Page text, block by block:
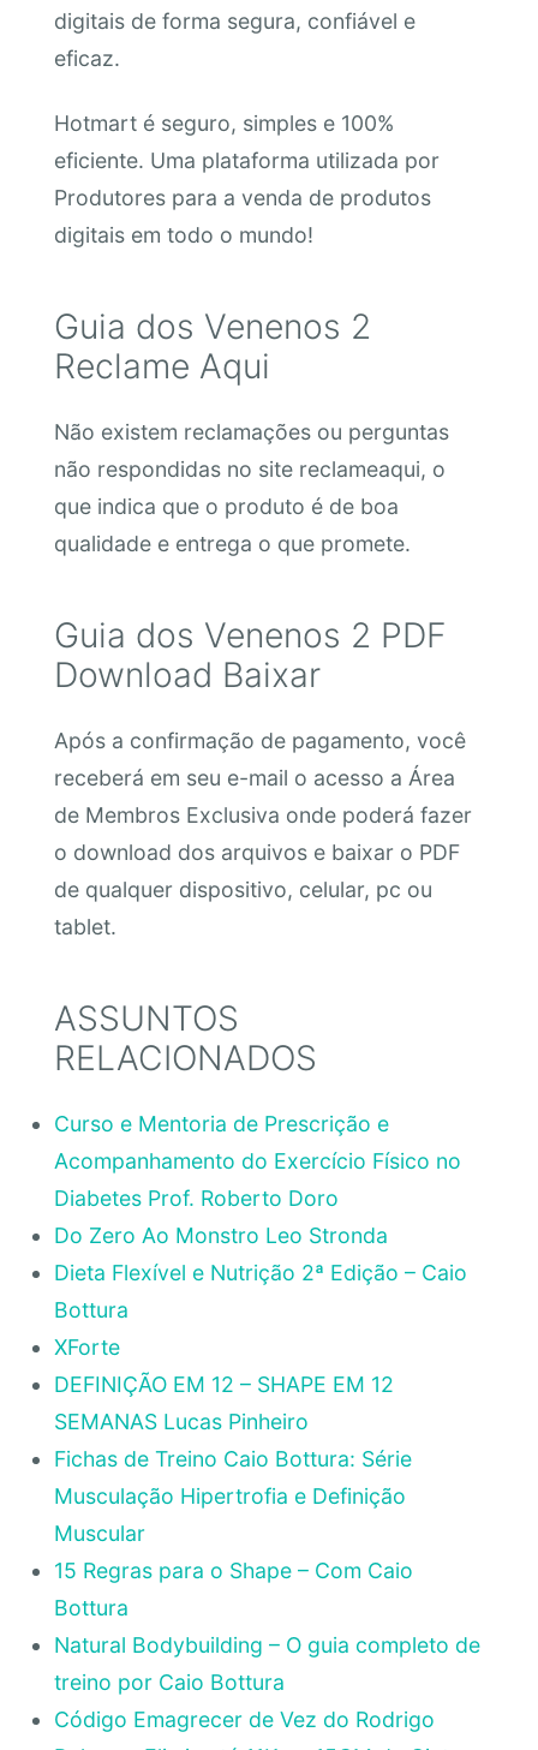
digitais de forma segura, confiável e
eficaz.
Hotmart é seguro, simples e 100%
eficiente. Uma plataforma utilizada por
Produtores para a venda de produtos
digitais em todo o mundo!
Guia dos Venenos 2
Reclame Aqui
Não existem reclamações ou perguntas
não respondidas no site reclameaqui, o
que indica que o produto é de boa
qualidade e entrega o que promete.
Guia dos Venenos 2 PDF
Download Baixar
Após a confirmação de pagamento, você
receberá em seu e-mail o acesso a Área
de Membros Exclusiva onde poderá fazer
o download dos arquivos e baixar o PDF
de qualquer dispositivo, celular, pc ou
tablet.
ASSUNTOS
RELACIONADOS
Curso e Mentoria de Prescrição e
Acompanhamento do Exercício Físico no
Diabetes Prof. Roberto Doro
Do Zero Ao Monstro Leo Stronda
Dieta Flexível e Nutrição 2ª Edição – Caio
Bottura
XForte
DEFINIÇÃO EM 12 – SHAPE EM 12
SEMANAS Lucas Pinheiro
Fichas de Treino Caio Bottura: Série
Musculação Hipertrofia e Definição
Muscular
15 Regras para o Shape – Com Caio
Bottura
Natural Bodybuilding – O guia completo de
treino por Caio Bottura
Código Emagrecer de Vez do Rodrigo